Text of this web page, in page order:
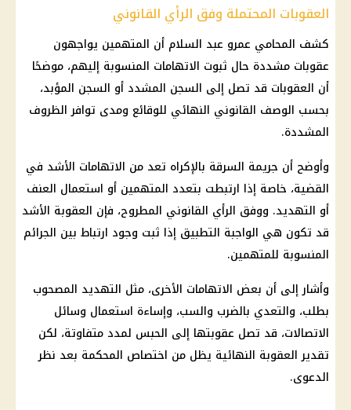
العقوبات المحتملة وفق الرأي القانوني
كشف المحامي عمرو عبد السلام أن المتهمين يواجهون
عقوبات مشددة حال ثبوت الاتهامات المنسوبة إليهم، موضحًا
أن العقوبات قد تصل إلى السجن المشدد أو السجن المؤبد،
بحسب الوصف القانوني النهائي للوقائع ومدى توافر الظروف
المشددة.
وأوضح أن جريمة السرقة بالإكراه تعد من الاتهامات الأشد في
القضية، خاصة إذا ارتبطت بتعدد المتهمين أو استعمال العنف
أو التهديد. ووفق الرأي القانوني المطروح، فإن العقوبة الأشد
قد تكون هي الواجبة التطبيق إذا ثبت وجود ارتباط بين الجرائم
المنسوبة للمتهمين.
وأشار إلى أن بعض الاتهامات الأخرى، مثل التهديد المصحوب
بطلب، والتعدي بالضرب والسب، وإساءة استعمال وسائل
الاتصالات، قد تصل عقوبتها إلى الحبس لمدد متفاوتة، لكن
تقدير العقوبة النهائية يظل من اختصاص المحكمة بعد نظر
الدعوى.